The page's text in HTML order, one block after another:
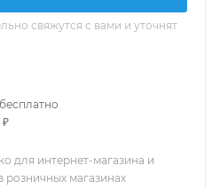
свяжутся с вами и уточнят
₽
для интернет-магазина и
розничных магазинах